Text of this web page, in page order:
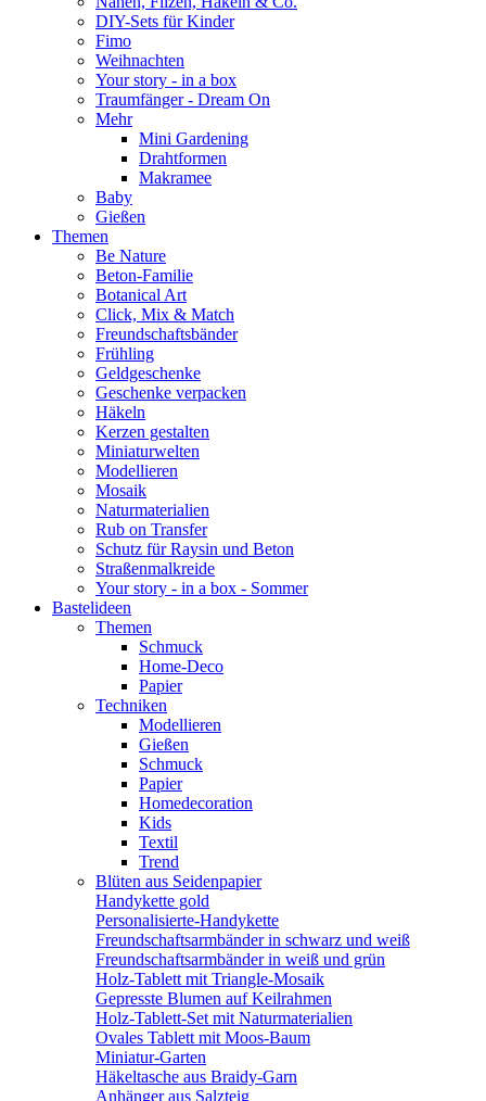
DIY-Sets für Kinder
Fimo
Weihnachten
Your story - in a box
Traumfänger - Dream On
Mehr
Mini Gardening
Drahtformen
Makramee
Baby
Gießen
Themen
Be Nature
Beton-Familie
Botanical Art
Click, Mix & Match
Freundschaftsbänder
Frühling
Geldgeschenke
Geschenke verpacken
Häkeln
Kerzen gestalten
Miniaturwelten
Modellieren
Mosaik
Naturmaterialien
Rub on Transfer
Schutz für Raysin und Beton
Straßenmalkreide
Your story - in a box - Sommer
Bastelideen
Themen
Schmuck
Home-Deco
Papier
Techniken
Modellieren
Gießen
Schmuck
Papier
Homedecoration
Kids
Textil
Trend
Blüten aus Seidenpapier
Handykette gold
Personalisierte-Handykette
Freundschaftsarmbänder in schwarz und weiß
Freundschaftsarmbänder in weiß und grün
Holz-Tablett mit Triangle-Mosaik
Gepresste Blumen auf Keilrahmen
Holz-Tablett-Set mit Naturmaterialien
Ovales Tablett mit Moos-Baum
Miniatur-Garten
Häkeltasche aus Braidy-Garn
Anhänger aus Salzteig